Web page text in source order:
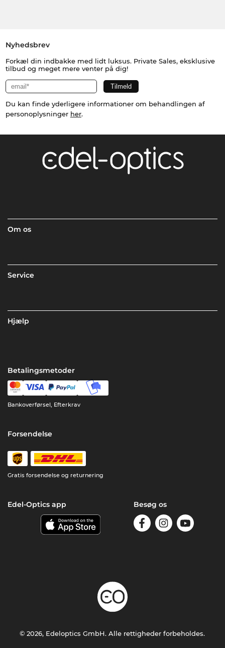
Nyhedsbrev
Forkæl din indbakke med lidt luksus. Private Sales, eksklusive
tilbud og meget mere venter på dig!
Du kan finde yderligere informationer om behandlingen af
personoplysninger her.
Om os
Service
Hjælp
Betalingsmetoder
Bankoverførsel, Efterkrav
Forsendelse
Gratis forsendelse og returnering
Edel-Optics app Besøg os
© 2026, Edeloptics GmbH. Alle rettigheder forbeholdes.